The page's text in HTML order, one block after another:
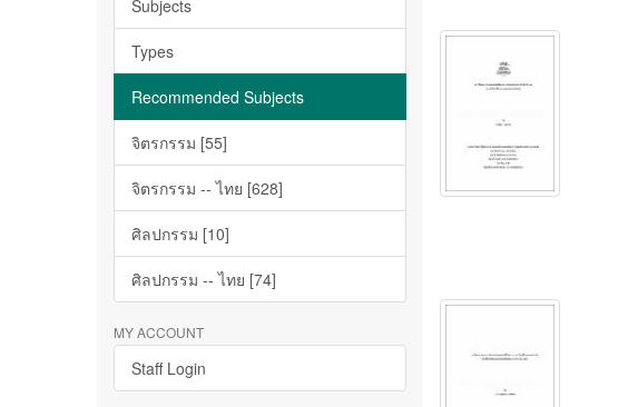
Subjects
Types
Recommended Subjects
จิตรกรรม [55]
จิตรกรรม -- ไทย [628]
ศิลปกรรม [10]
ศิลปกรรม -- ไทย [74]
MY ACCOUNT
Staff Login